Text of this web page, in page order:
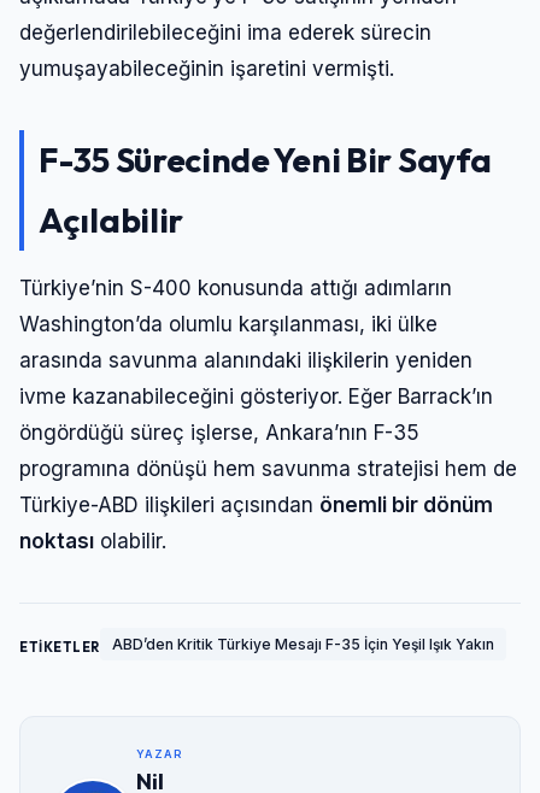
değerlendirilebileceğini ima ederek sürecin
yumuşayabileceğinin işaretini vermişti.
F-35 Sürecinde Yeni Bir Sayfa
Açılabilir
Türkiye’nin S-400 konusunda attığı adımların
Washington’da olumlu karşılanması, iki ülke
arasında savunma alanındaki ilişkilerin yeniden
ivme kazanabileceğini gösteriyor. Eğer Barrack’ın
öngördüğü süreç işlerse, Ankara’nın F-35
programına dönüşü hem savunma stratejisi hem de
Türkiye-ABD ilişkileri açısından önemli bir dönüm
noktası olabilir.
ETİKETLER ABD’den Kritik Türkiye Mesajı F-35 İçin Yeşil Işık Yakın
YAZAR
Nil